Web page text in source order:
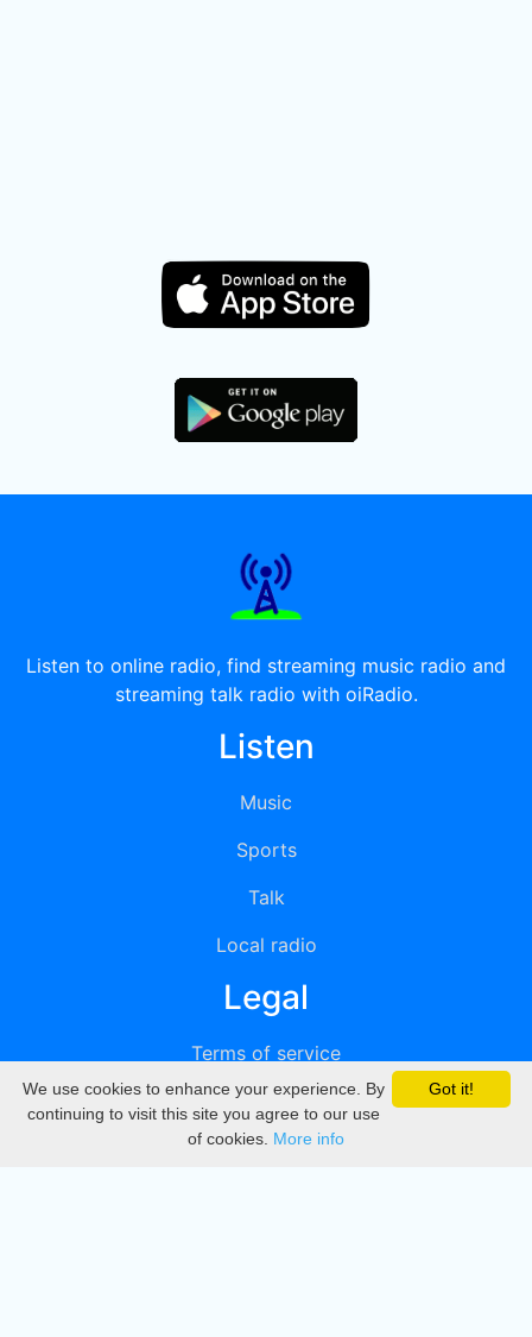
Listen to online radio, find streaming music radio and
streaming talk radio with oiRadio.
Listen
Music
Sports
Talk
Local radio
Legal
Terms of service
Privacy
DMCA
Got it!
We use cookies to enhance your experience. By
continuing to visit this site you agree to our use
of cookies. More info